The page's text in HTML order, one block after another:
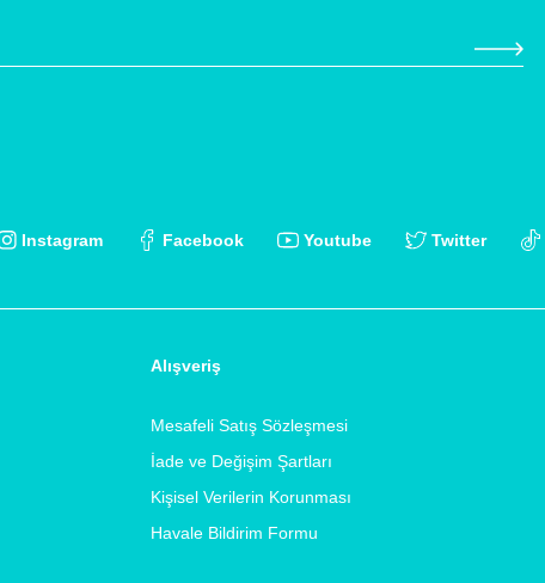
Instagram Facebook Youtube Twitter
Alışveriş
Mesafeli Satış Sözleşmesi
İade ve Değişim Şartları
Kişisel Verilerin Korunması
Havale Bildirim Formu